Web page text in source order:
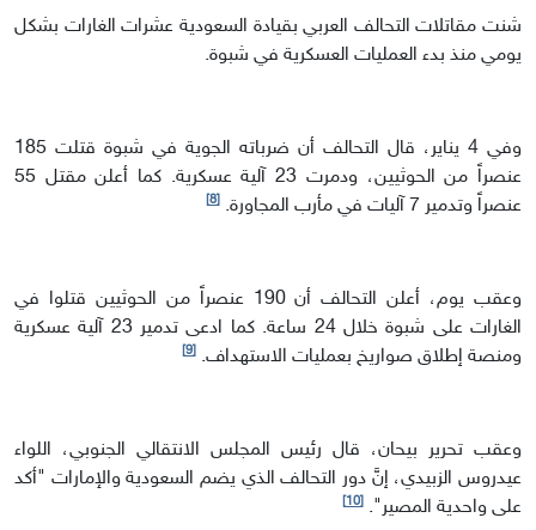
شنت مقاتلات التحالف العربي بقيادة السعودية عشرات الغارات بشكل
يومي منذ بدء العمليات العسكرية في شبوة.
وفي 4 يناير، قال التحالف أن ضرباته الجوية في شبوة قتلت 185
عنصراً من الحوثيين، ودمرت 23 آلية عسكرية. كما أعلن مقتل 55
عنصراً وتدمير 7 آليات في مأرب المجاورة.
[8]
وعقب يوم، أعلن التحالف أن 190 عنصراً من الحوثيين قتلوا في
الغارات على شبوة خلال 24 ساعة. كما ادعى تدمير 23 آلية عسكرية
ومنصة إطلاق صواريخ بعمليات الاستهداف. [9]
وعقب تحرير بيحان، قال رئيس المجلس الانتقالي الجنوبي، اللواء
عيدروس الزبيدي، إنَّ دور التحالف الذي يضم السعودية والإمارات "أكد
على واحدية المصير". [10]